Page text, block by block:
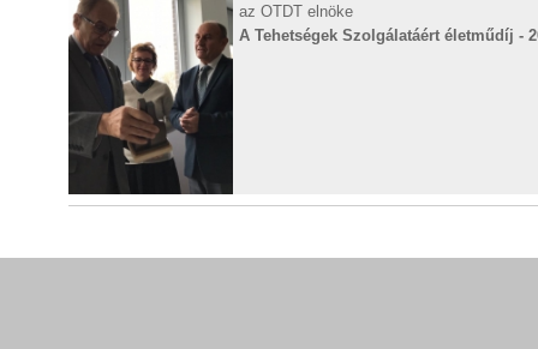
az OTDT elnöke
A Tehetségek Szolgálatáért életműdíj -